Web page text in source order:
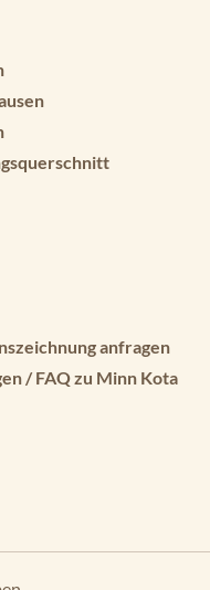
anfragen
/ FAQ zu Minn Kota